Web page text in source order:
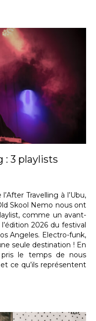
: 3 playlists
Travelling à l’Ubu,
Skool Nemo nous ont
comme un avant-
2026 du festival
Angeles. Electro-funk,
seule destination ! En
le temps de nous
ce qu’ils représentent